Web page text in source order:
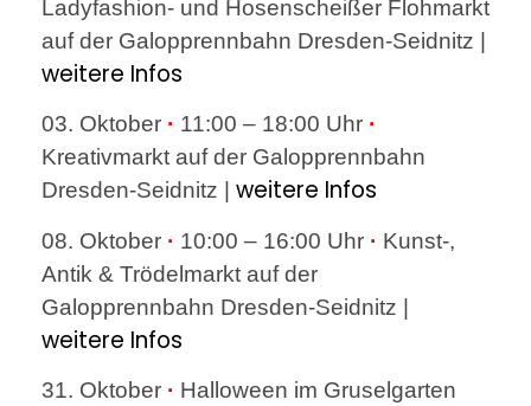
Ladyfashion- und Hosenscheißer Flohmarkt
auf der Galopprennbahn Dresden-Seidnitz |
weitere Infos
03. Oktober · 11:00 – 18:00 Uhr ·
Kreativmarkt auf der Galopprennbahn
Dresden-Seidnitz | weitere Infos
08. Oktober · 10:00 – 16:00 Uhr · Kunst-,
Antik & Trödelmarkt auf der
Galopprennbahn Dresden-Seidnitz |
weitere Infos
31. Oktober · Halloween im Gruselgarten